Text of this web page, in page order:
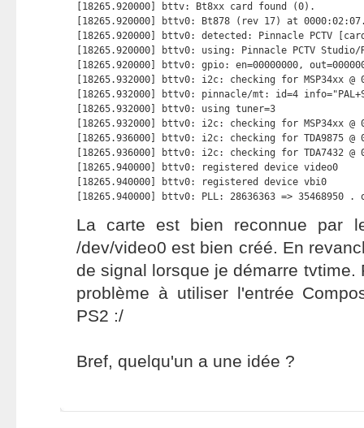
[18265.920000] bttv: Bt8xx card found (0).
[18265.920000] bttv0: Bt878 (rev 17) at
[18265.920000] bttv0: detected: Pinnacle PCTV
[18265.920000] bttv0: using: Pinnacle PCTV
[18265.920000] bttv0: gpio: en=00000000,
[18265.932000] bttv0: i2c: checking for MSP34xx
[18265.932000] bttv0: pinnacle/mt: id=4
[18265.932000] bttv0: using tuner=3
[18265.932000] bttv0: i2c: checking for MSP34xx
[18265.936000] bttv0: i2c: checking for TDA9875
[18265.936000] bttv0: i2c: checking for TDA7432
[18265.940000] bttv0: registered device video0
[18265.940000] bttv0: registered device vbi0
[18265.940000] bttv0: PLL: 28636363 => 35468950 .
La carte est bien reconnue par
/dev/video0 est bien créé. En
de signal lorsque je démarre tvtime.
problème à utiliser l'entrée
PS2 :/
Bref, quelqu'un a une idée ?